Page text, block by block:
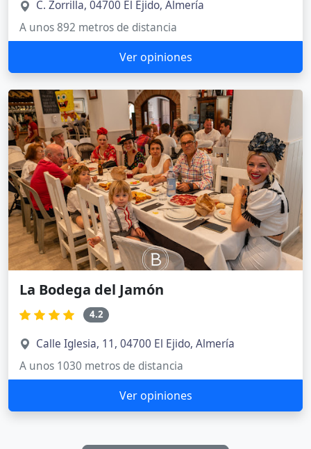
C. Zorrilla, 04700 El Ejido, Almería
A unos 892 metros de distancia
Ver opiniones
La Bodega del Jamón
4.2
Calle Iglesia, 11, 04700 El Ejido, Almería
A unos 1030 metros de distancia
Ver opiniones